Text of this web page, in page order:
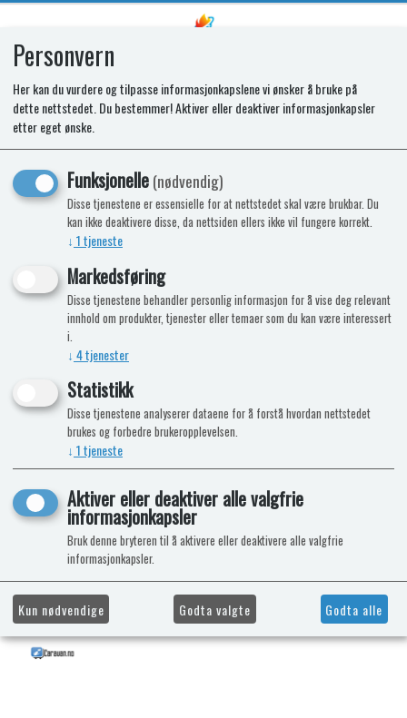
SR DOOR PANEL CABINET
872x501x1.2MM N4145-N4170
Personvern
Her kan du vurdere og tilpasse informasjonkapslene vi ønsker å bruke på
dette nettstedet. Du bestemmer! Aktiver eller deaktiver informasjonkapsler
etter eget ønske.
Funksjonelle(nødvendig)
Disse tjenestene er essensielle for at nettstedet skal være brukbar. Du
kan ikke deaktivere disse, da nettsiden ellers ikke vil fungere korrekt.
↓ 1tjeneste
Markedsføring
Disse tjenestene behandler personlig informasjon for å vise deg relevant
innhold om produkter, tjenester eller temaer som du kan være interessert
i.
↓ 4tjenester
Statistikk
Disse tjenestene analyserer dataene for å forstå hvordan nettstedet
brukes og forbedre brukeropplevelsen.
↓ 1tjeneste
Aktiver eller deaktiver alle valgfrie
informasjonkapsler
Bruk denne bryteren til å aktivere eller deaktivere alle valgfrie
informasjonkapsler.
Kun nødvendige Godta valgte Godta alle